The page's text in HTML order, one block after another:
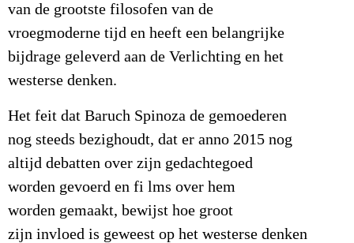
van de grootste filosofen van de
vroegmoderne tijd en heeft een belangrijke
bijdrage geleverd aan de Verlichting en het
westerse denken.
Het feit dat Baruch Spinoza de gemoederen
nog steeds bezighoudt, dat er anno 2015 nog
altijd debatten over zijn gedachtegoed
worden gevoerd en fi lms over hem
worden gemaakt, bewijst hoe groot
zijn invloed is geweest op het westerse denken